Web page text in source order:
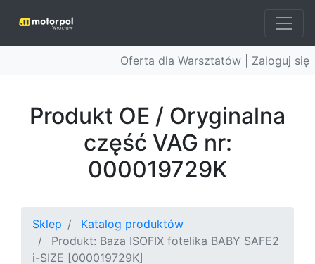
Oferta dla Warsztatów | Zaloguj się
Produkt OE / Oryginalna
część VAG nr:
000019729K
Sklep
Katalog produktów
Produkt: Baza ISOFIX fotelika BABY SAFE2
i-SIZE [000019729K]